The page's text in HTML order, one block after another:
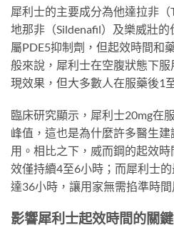
犀利士的主要成分為他達拉非
地那非（Sildenafil）及樂威壯
屬PDE5抑制劑，但起效時間和
般來說，犀利士在空腹狀態下
現效果，但大多數人在服藥後1
臨床研究顯示，犀利士20mg在
峰值，這也是為什麼許多醫生
用。相比之下，威而鋼的起效
效僅持續4至6小時；而犀利士
達36小時，讓用家無需掐準時間
影響犀利士起效時間的關